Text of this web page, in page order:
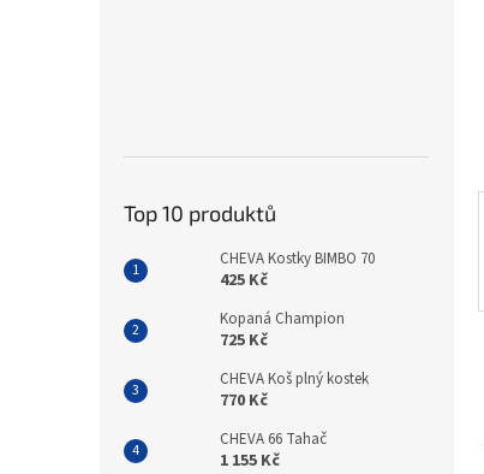
Top 10 produktů
CHEVA Kostky BIMBO 70
425 Kč
Kopaná Champion
725 Kč
CHEVA Koš plný kostek
770 Kč
CHEVA 66 Tahač
1 155 Kč